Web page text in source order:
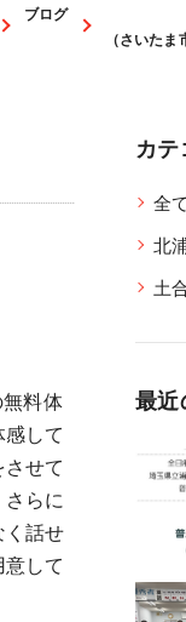
ブログ
（さいた
料体
して
せて
らに
く話せ
して
カ
全
北
土
最近